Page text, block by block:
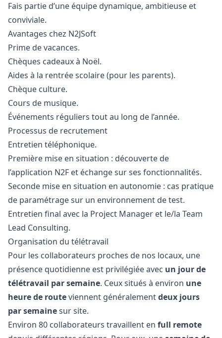
Fais partie d’une équipe dynamique, ambitieuse et
conviviale.
Avantages chez N2JSoft
Prime de vacances.
Chèques cadeaux à Noël.
Aides à la rentrée scolaire (pour les parents).
Chèque culture.
Cours de musique.
Événements réguliers tout au long de l’année.
Processus de recrutement
Entretien téléphonique.
Première mise en situation : découverte de
l’application N2F et échange sur ses fonctionnalités.
Seconde mise en situation en autonomie : cas pratique
de paramétrage sur un environnement de test.
Entretien final avec la Project Manager et le/la Team
Lead Consulting.
Organisation du télétravail
Pour les collaborateurs proches de nos locaux, une
présence quotidienne est privilégiée avec un jour de
télétravail par semaine. Ceux situés à environ une
heure de routeviennent généralementdeux jours
par semainesur site.
Environ 80 collaborateurs travaillent en full remote